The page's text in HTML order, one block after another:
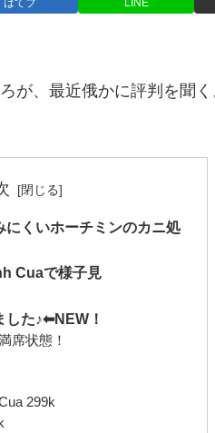
はてブ LINE
が、最近俄かに評判を聞
にくいホーチミンのカニ処
Cuaで様子見
した♪⬅︎NEW！
席状態！
299k